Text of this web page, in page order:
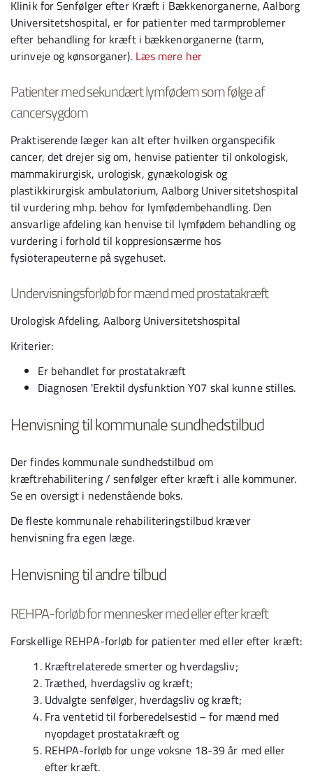
Klinik for Senfølger efter Kræft i Bækkenorganerne, Aalborg
Universitetshospital, er for patienter med tarmproblemer
efter behandling for kræft i bækkenorganerne (tarm,
urinveje og kønsorganer). Læs mere her
Patienter med sekundært lymfødem som følge af
cancersygdom
Praktiserende læger kan alt efter hvilken organspecifik
cancer, det drejer sig om, henvise patienter til onkologisk,
mammakirurgisk, urologisk, gynækologisk og
plastikkirurgisk ambulatorium, Aalborg Universitetshospital
til vurdering mhp. behov for lymfødembehandling. Den
ansvarlige afdeling kan henvise til lymfødem behandling og
vurdering i forhold til koppresionsærme hos
fysioterapeuterne på sygehuset.
Undervisningsforløb for mænd med prostatakræft
Urologisk Afdeling, Aalborg Universitetshospital
Kriterier:
Er behandlet for prostatakræft
Diagnosen 'Erektil dysfunktion Y07 skal kunne stilles.
Henvisning til kommunale sundhedstilbud
Der findes kommunale sundhedstilbud om
kræftrehabilitering / senfølger efter kræft i alle kommuner.
Se en oversigt i nedenstående boks.
De fleste kommunale rehabiliteringstilbud kræver
henvisning fra egen læge.
Henvisning til andre tilbud
REHPA-forløb for mennesker med eller efter kræft
Forskellige REHPA-forløb for patienter med eller efter kræft:
Kræftrelaterede smerter og hverdagsliv;
Træthed, hverdagsliv og kræft;
Udvalgte senfølger, hverdagsliv og kræft;
Fra ventetid til forberedelsestid – for mænd med
nyopdaget prostatakræft og
REHPA-forløb for unge voksne 18-39 år med eller
efter kræft.